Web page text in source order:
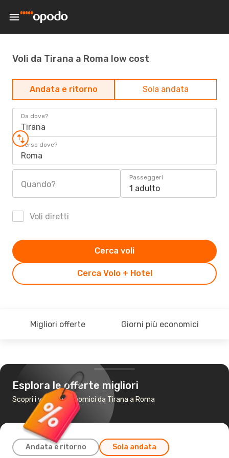
Voli da Tirana a Roma low cost
Andata e ritorno Sola andata
Da dove?
Tirana
Verso dove?
Roma
Quando?
Passeggeri
1 adulto
Voli diretti
Cerca Volo + Hotel
Cerca voli
Migliori offerte Giorni più economici
Esplora le offerte migliori
Scopri i voli più economici da Tirana a Roma
Andata e ritorno Sola andata